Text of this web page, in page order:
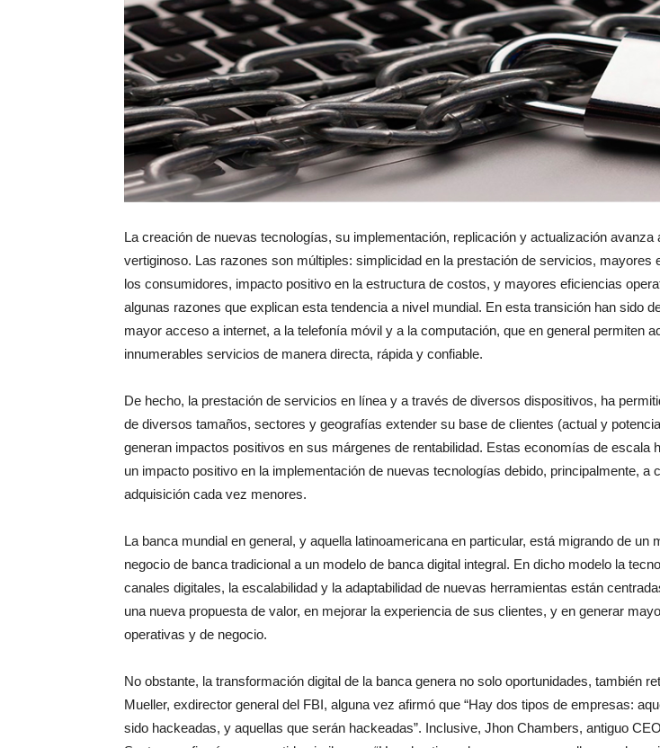
La creación de nuevas tecnologías, su implementación, replicación y actualización avanza
vertiginoso. Las razones son múltiples: simplicidad en la prestación de servicios, mayores
los consumidores, impacto positivo en la estructura de costos, y mayores eficiencias
algunas razones que explican esta tendencia a nivel mundial. En esta transición han sido
mayor acceso a internet, a la telefonía móvil y a la computación, que en general permiten
innumerables servicios de manera directa, rápida y confiable.
De hecho, la prestación de servicios en línea y a través de diversos dispositivos, ha
de diversos tamaños, sectores y geografías extender su base de clientes (actual y
generan impactos positivos en sus márgenes de rentabilidad. Estas economías de escala
un impacto positivo en la implementación de nuevas tecnologías debido, principalmente, a
adquisición cada vez menores.
La banca mundial en general, y aquella latinoamericana en particular, está migrando de un
negocio de banca tradicional a un modelo de banca digital integral. En dicho modelo la
canales digitales, la escalabilidad y la adaptabilidad de nuevas herramientas están
una nueva propuesta de valor, en mejorar la experiencia de sus clientes, y en generar
operativas y de negocio.
No obstante, la transformación digital de la banca genera no solo oportunidades, también
Mueller, exdirector general del FBI, alguna vez afirmó que “Hay dos tipos de empresas:
sido hackeadas, y aquellas que serán hackeadas”. Inclusive, Jhon Chambers, antiguo